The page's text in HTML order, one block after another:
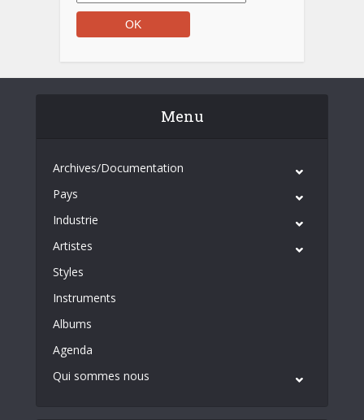
Menu
Archives/Documentation
Pays
Industrie
Artistes
Styles
Instruments
Albums
Agenda
Qui sommes nous